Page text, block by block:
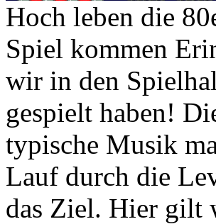
Hoch leben die
Spiel kommen
wir in den
gespielt haben!
typische Musik
Lauf durch die
das Ziel. Hier gilt